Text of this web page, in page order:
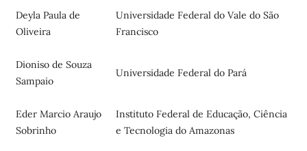
Deyla Paula de
Oliveira
Universidade Federal do Vale do São
Francisco
Dioniso de Souza
Sampaio
Universidade Federal do Pará
Eder Marcio Araujo
Sobrinho
Instituto Federal de Educação, Ciência
e Tecnologia do Amazonas